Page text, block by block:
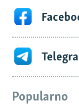
Popularno